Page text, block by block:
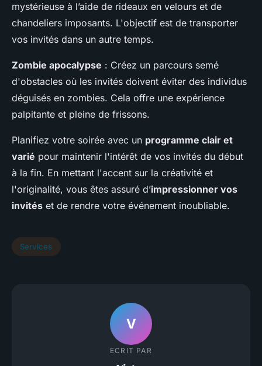
mystérieuse à l’aide de rideaux en velours et de
chandeliers imposants. L'objectif est de transporter
vos invités dans un autre temps.
Zombie apocalypse : Créez un parcours semé
d'obstacles où les invités doivent éviter des individus
déguisés en zombies. Cela offre une expérience
palpitante et pleine de frissons.
Planifiez votre soirée avec un programme clair et
varié pour maintenir l'intérêt de vos invités du début
à la fin. En mettant l'accent sur la créativité et
l'originalité, vous êtes assuré d’impressionner vos
invités et de rendre votre événement inoubliable.
Services
V
ECRIT PAR